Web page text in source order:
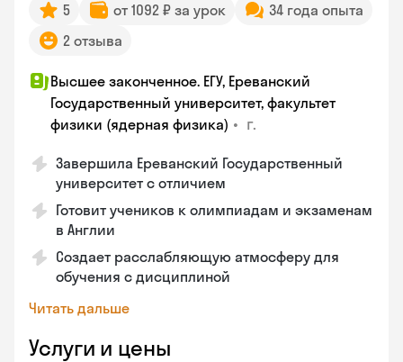
5 от 1092 ₽ за урок
34 года опыта
2 отзыва
Высшее законченное. ЕГУ, Ереванский
Государственный университет, факультет
физики (ядерная физика) • г.
Завершила Ереванский Государственный
университет с отличием
Готовит учеников к олимпиадам и экзаменам
в Англии
Создает расслабляющую атмосферу для
обучения с дисциплиной
Читать дальше
Услуги и цены